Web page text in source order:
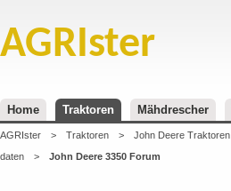
AGRIster
Home Traktoren Mähdrescher
AGRIster > Traktoren > John Deere Traktoren
daten
> John Deere 3350 Forum